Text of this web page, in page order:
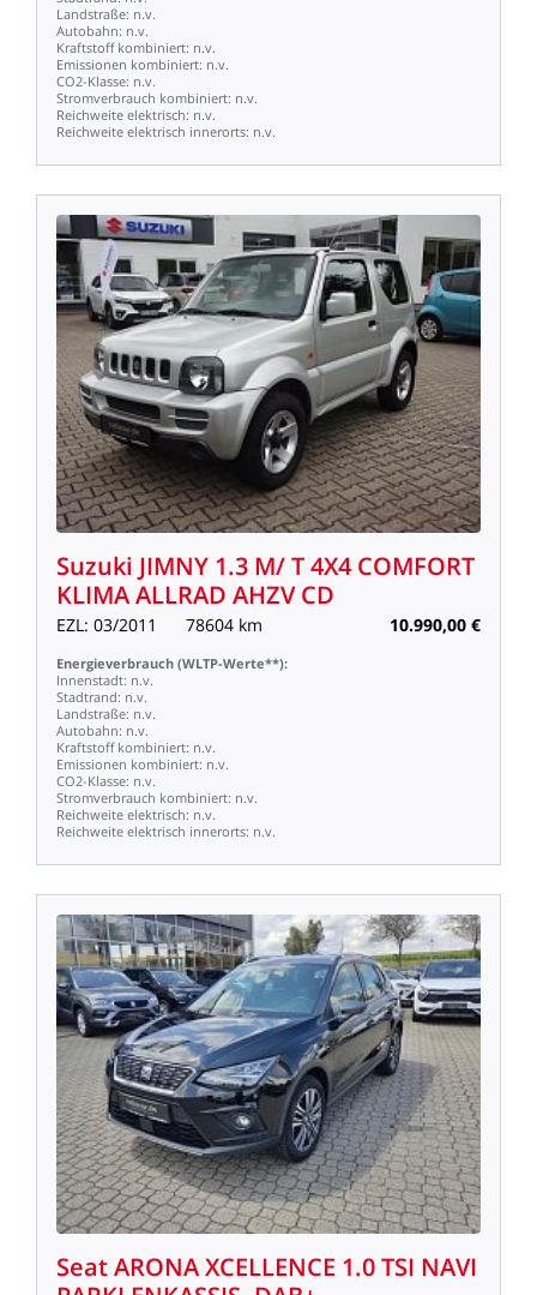
Landstraße: n.v.
Autobahn: n.v.
Kraftstoff kombiniert: n.v.
Emissionen kombiniert: n.v.
CO2-Klasse: n.v.
Stromverbrauch kombiniert: n.v.
Reichweite elektrisch: n.v.
Reichweite elektrisch innerorts: n.v.
Suzuki JIMNY 1.3 M/T4X4 COMFORT
KLIMAALLRAD AHZV CD
EZL: 03/2011 78604 km 10.990,00 €
Energieverbrauch (WLTP-Werte**):
Innenstadt: n.v.
Stadtrand: n.v.
Landstraße: n.v.
Autobahn: n.v.
Kraftstoff kombiniert: n.v.
Emissionen kombiniert: n.v.
CO2-Klasse: n.v.
Stromverbrauch kombiniert: n.v.
Reichweite elektrisch: n.v.
Reichweite elektrisch innerorts: n.v.
SeatARONAXCELLENCE 1.0TSI NAVI